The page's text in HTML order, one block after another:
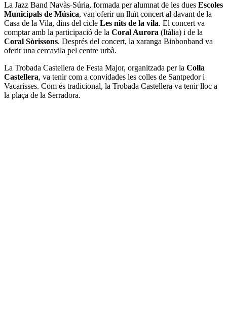
La Jazz Band Navàs-Súria, formada per alumnat de les dues Escoles
Municipals de Música, van oferir un lluït concert al davant de la
Casa de la Vila, dins del cicle Les nits de la vila. El concert va
comptar amb la participació de la Coral Aurora (Itàlia) i de la
Coral Sòrissons. Després del concert, la xaranga Binbonband va
oferir una cercavila pel centre urbà.
La Trobada Castellera de Festa Major, organitzada per la Colla
Castellera, va tenir com a convidades les colles de Santpedor i
Vacarisses. Com és tradicional, la Trobada Castellera va tenir lloc a
la plaça de la Serradora.